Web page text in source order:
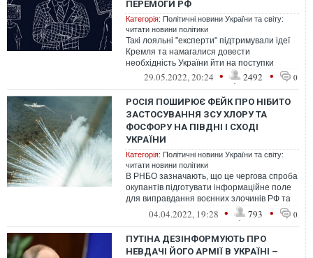
ПЕРЕМОГИ РФ
Категорія: Політичні новини України та світу:
читати новини політики
Такі лояльні "експерти" підтримували ідеї
Кремля та намагалися довести
необхідність України йти на поступки
29.05.2022, 20:24 • 2492 • 0
РОСІЯ ПОШИРЮЄ ФЕЙК ПРО НІБИТО
ЗАСТОСУВАННЯ ЗСУ ХЛОРУ ТА
ФОСФОРУ НА ПІВДНІ І СХОДІ
УКРАЇНИ
Категорія: Політичні новини України та світу:
читати новини політики
В РНБО зазначають, що це чергова спроба
окупантів підготувати інформаційне поле
для виправдання воєнних злочинів РФ та
намагання залякати населення на...
04.04.2022, 19:28 • 793 • 0
ПУТІНА ДЕЗІНФОРМУЮТЬ ПРО
НЕВДАЧІ ЙОГО АРМІЇ В УКРАЇНІ –